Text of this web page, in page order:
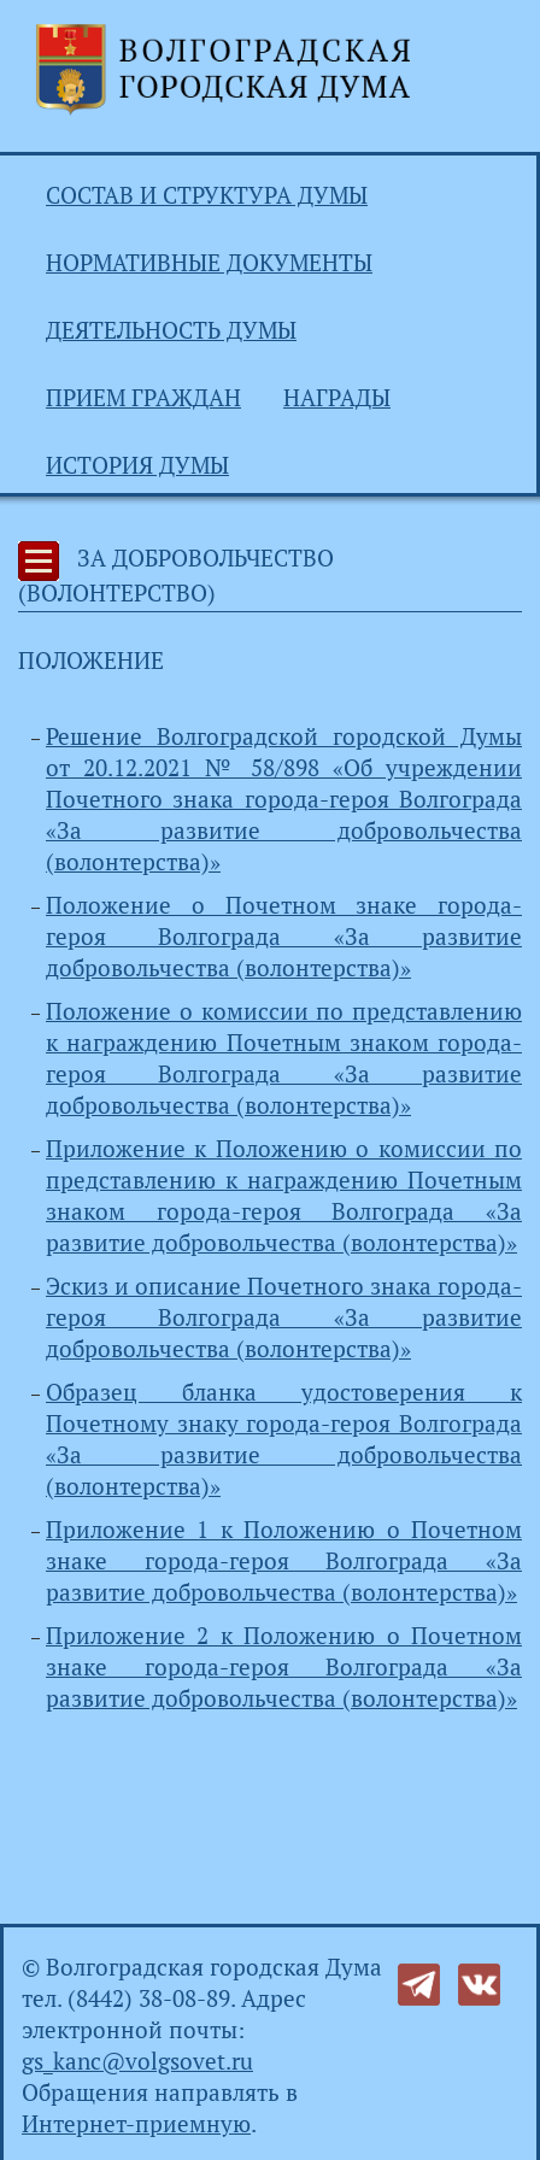
СОСТАВ И СТРУКТУРА ДУМЫ
НОРМАТИВНЫЕ ДОКУМЕНТЫ
ДЕЯТЕЛЬНОСТЬ ДУМЫ
ПРИЕМ ГРАЖДАН НАГРАДЫ
ИСТОРИЯ ДУМЫ
ЗА ДОБРОВОЛЬЧЕСТВО
(ВОЛОНТЕРСТВО)
ПОЛОЖЕНИЕ
Решение Волгоградской городской Думы
от 20.12.2021 № 58/898 «Об учреждении
Почетного знака города-героя Волгограда
«За развитие добровольчества
(волонтерства)»
Положение о Почетном знаке города-
героя Волгограда «За развитие
добровольчества (волонтерства)»
Положение о комиссии по представлению
к награждению Почетным знаком города-
героя Волгограда «За развитие
добровольчества (волонтерства)»
Приложение к Положению о комиссии по
представлению к награждению Почетным
знаком города-героя Волгограда «За
развитие добровольчества (волонтерства)»
Эскиз и описание Почетного знака города-
героя Волгограда «За развитие
добровольчества (волонтерства)»
Образец бланка удостоверения к
Почетному знаку города-героя Волгограда
«За развитие добровольчества
(волонтерства)»
Приложение 1 к Положению о Почетном
знаке города-героя Волгограда «За
развитие добровольчества (волонтерства)»
Приложение 2 к Положению о Почетном
знаке города-героя Волгограда «За
развитие добровольчества (волонтерства)»
© Волгоградская городская Дума
тел. (8442) 38-08-89. Адрес
электронной почты:
gs_kanc@volgsovet.ru
Обращения направлять в
Интернет-приемную.